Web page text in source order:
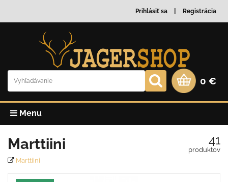
Prihlásiť sa Registrácia
0 €
Menu
Marttiini
Marttiini
41
produktov